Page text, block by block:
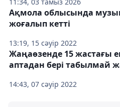
13:19, 15 сәуір 2022
Ақмола облысында
жоғалып кетті
14:43, 07 сәуір 2022
Жаңаөзенде 15 жастағы
аптадан бері табылмай